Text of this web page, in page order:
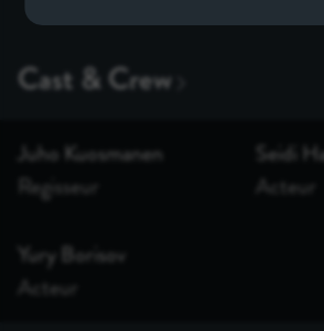
Juho Kuosmanen
Regisseur
Seidi
Acteur
Yury Borisov
Acteur